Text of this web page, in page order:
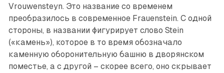
Vrouwensteyn. Это название со временем
преобразилось в современное ­Frauenstein. С одной
стороны, в названии фигурирует слово Stein
(«камень»), которое в то время обозначало
каменную оборонительную башню в дворянском
поместье, а с другой – скорее всего, оно скрывает